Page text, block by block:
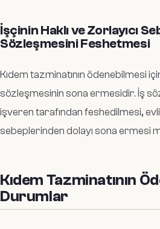
İşçinin Haklı ve Zorlayıcı
Sözleşmesini Feshetmesi
Kıdem tazminatının ödenebilmesi
sözleşmesinin sona ermesidir. İş
işveren tarafından feshedilmesi,
sebeplerinden dolayı sona ermesi
Kıdem Tazminatının
Durumlar